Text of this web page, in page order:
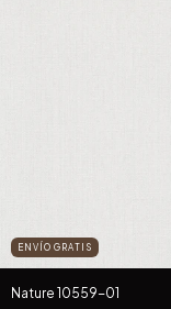
ENVÍO GRATIS
Nature 10559-01